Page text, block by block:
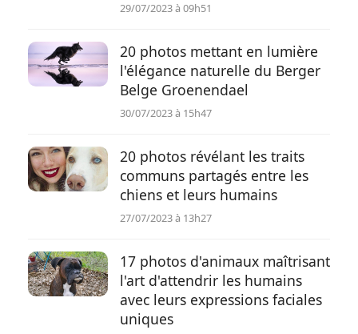
29/07/2023 à 09h51
20 photos mettant en lumière
l'élégance naturelle du Berger
Belge Groenendael
30/07/2023 à 15h47
20 photos révélant les traits
communs partagés entre les
chiens et leurs humains
27/07/2023 à 13h27
17 photos d'animaux maîtrisant
l'art d'attendrir les humains
avec leurs expressions faciales
uniques